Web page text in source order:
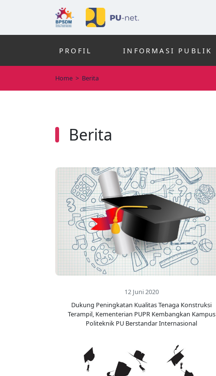
PROFIL INFORMASI PUBLIK
Home > Berita
Berita
12 Juni 2020
Dukung Peningkatan Kualitas Tenaga Konstruksi
Terampil, Kementerian PUPR Kembangkan Kampus
Politeknik PU Berstandar Internasional